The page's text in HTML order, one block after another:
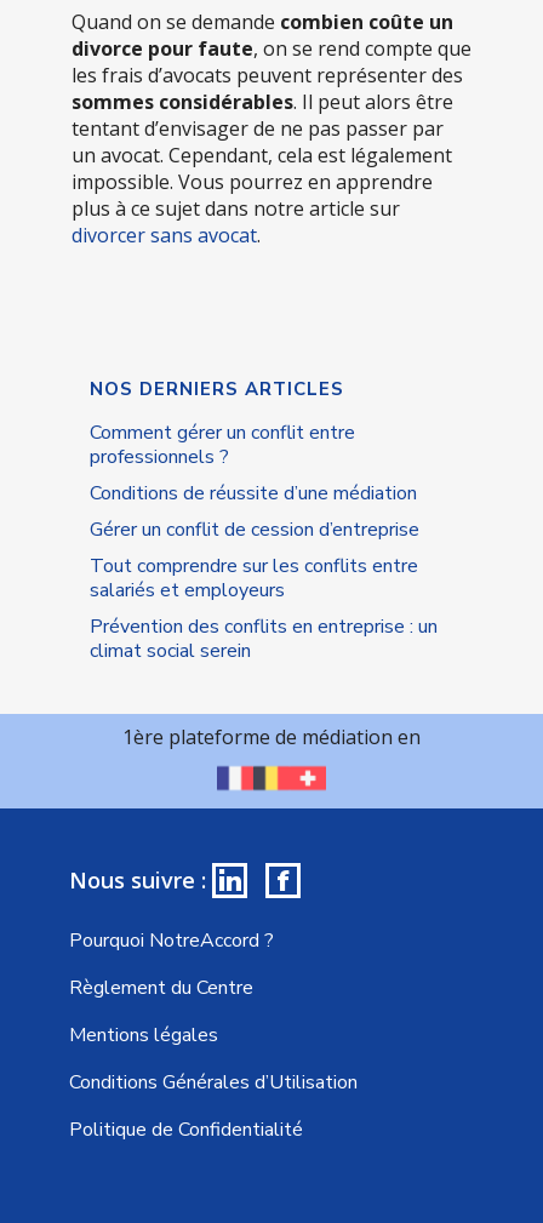
Quand on se demande combien coûte un
divorce pour faute, on se rend compte que
les frais d’avocats peuvent représenter des
sommes considérables. Il peut alors être
tentant d’envisager de ne pas passer par
un avocat. Cependant, cela est légalement
impossible. Vous pourrez en apprendre
plus à ce sujet dans notre article sur
divorcer sans avocat.
NOS DERNIERS ARTICLES
Comment gérer un conflit entre
professionnels ?
Conditions de réussite d’une médiation
Gérer un conflit de cession d’entreprise
Tout comprendre sur les conflits entre
salariés et employeurs
Prévention des conflits en entreprise : un
climat social serein
1ère plateforme de médiation en
Nous suivre : in f
Pourquoi NotreAccord ?
Règlement du Centre
Mentions légales
Conditions Générales d’Utilisation
Politique de Confidentialité